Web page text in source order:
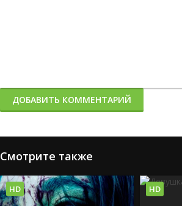
ДОБАВИТЬ КОММЕНТАРИЙ
Смотрите также
HD HD